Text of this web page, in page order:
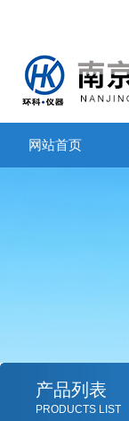
网站首页
产品列表
PRODUCTS LIST